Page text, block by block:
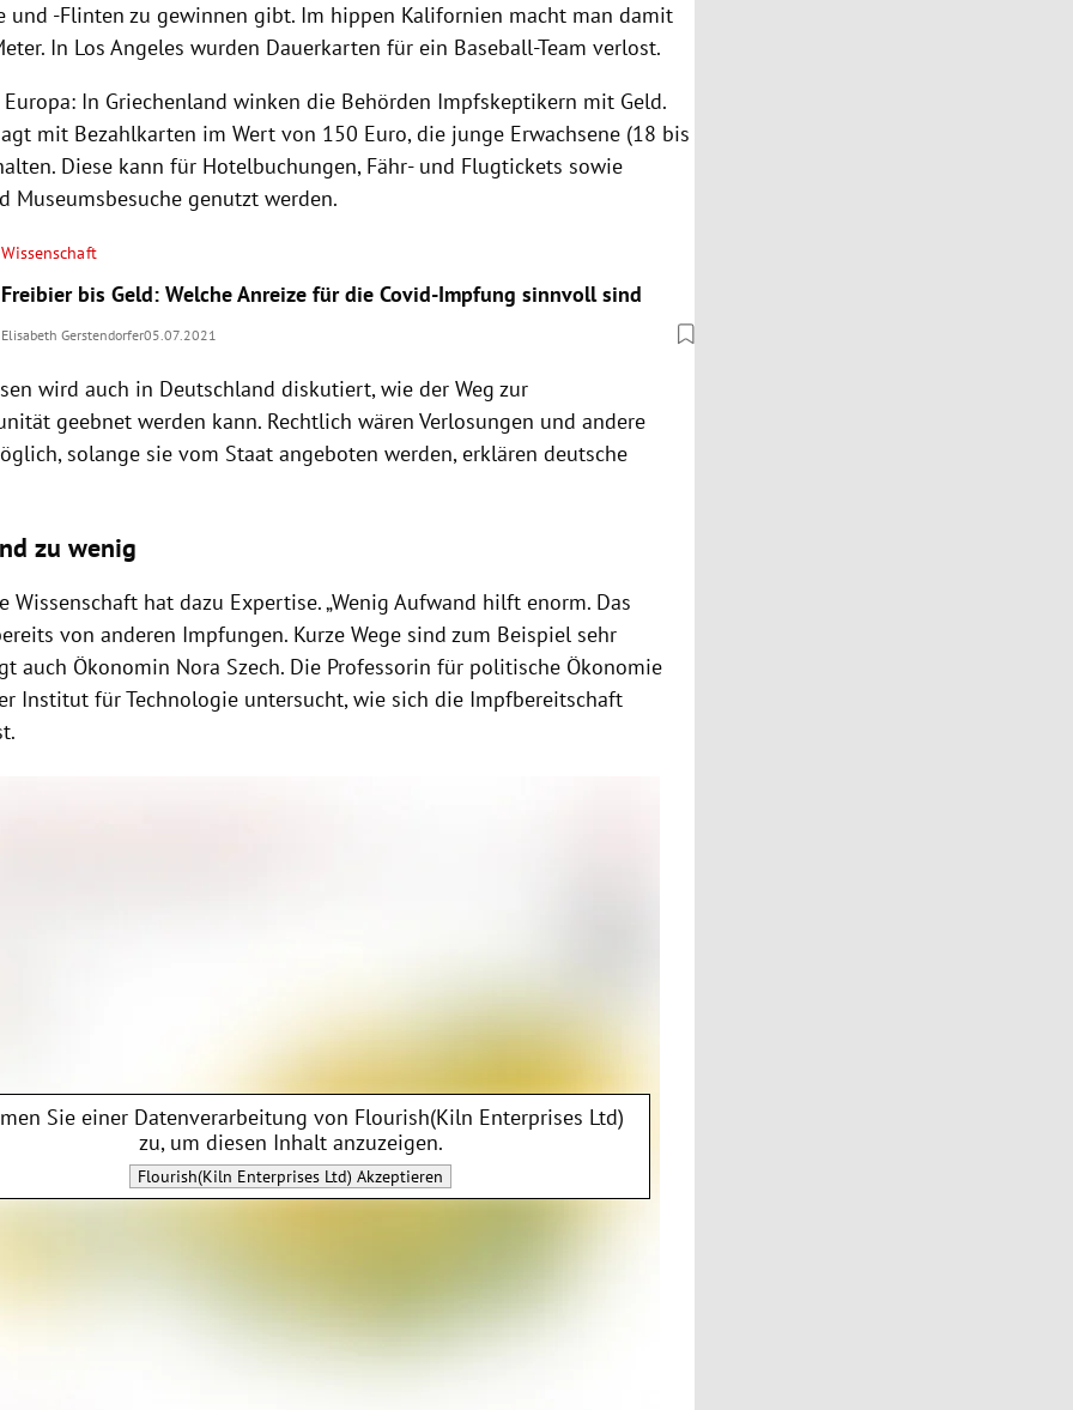
und -Flinten zu gewinnen gibt. Im hippen Kalifornien macht man damit
In Los Angeles wurden Dauerkarten für ein Baseball-Team verlost.
Europa: In Griechenland winken die Behörden Impfskeptikern mit Geld.
mit Bezahlkarten im Wert von 150 Euro, die junge Erwachsene (18 bis
Diese kann für Hotelbuchungen, Fähr- und Flugtickets sowie
Museumsbesuche genutzt werden.
Wissenschaft
Freibier bis Geld: Welche Anreize für die Covid-Impfung sinnvoll sind
Elisabeth Gerstendorfer05.07.2021
wird auch in Deutschland diskutiert, wie der Weg zur
geebnet werden kann. Rechtlich wären Verlosungen und andere
solange sie vom Staat angeboten werden, erklären deutsche
zu wenig
Wissenschaft hat dazu Expertise. „Wenig Aufwand hilft enorm. Das
von anderen Impfungen. Kurze Wege sind zum Beispiel sehr
auch Ökonomin Nora Szech. Die Professorin für politische Ökonomie
Institut für Technologie untersucht, wie sich die Impfbereitschaft
Sie einer Datenverarbeitung von Flourish(Kiln Enterprises Ltd)
zu, um diesen Inhalt anzuzeigen.
Flourish(Kiln Enterprises Ltd) Akzeptieren